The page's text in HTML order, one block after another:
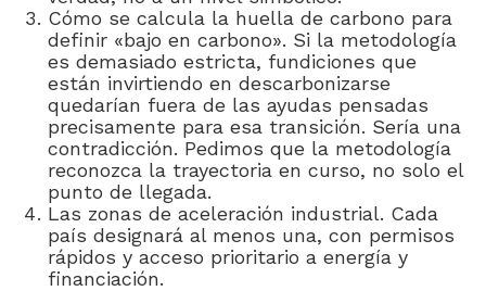
Cómo se calcula la huella de carbono para
definir «bajo en carbono». Si la metodología
es demasiado estricta, fundiciones que
están invirtiendo en descarbonizarse
quedarían fuera de las ayudas pensadas
precisamente para esa transición. Sería una
contradicción. Pedimos que la metodología
reconozca la trayectoria en curso, no solo el
punto de llegada.
Las zonas de aceleración industrial. Cada
país designará al menos una, con permisos
rápidos y acceso prioritario a energía y
financiación.